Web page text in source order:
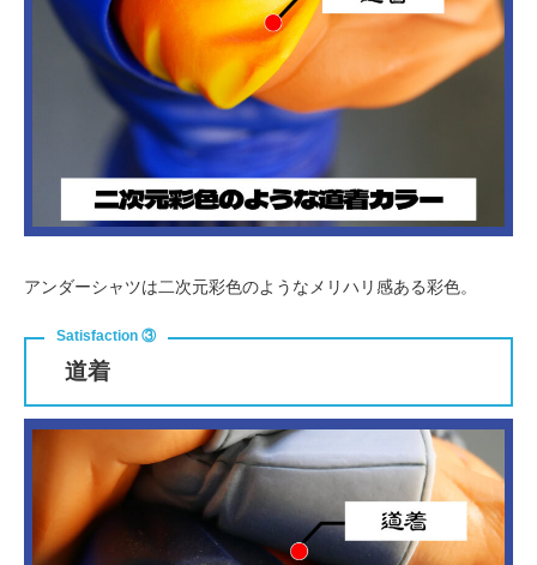
アンダーシャツは二次元彩色のようなメリハリ感ある彩色。
道着